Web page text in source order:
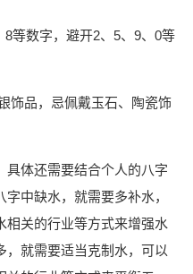
等数字，避开2、5、9、0等
饰品，忌佩戴玉石、陶瓷饰
具体还需要结合个人的八字
中缺水，就需要多补水，
相关的行业等方式来增强水
，就需要适当克制水，可以